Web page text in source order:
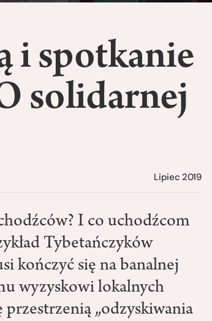
i spotkanie
solidarnej
Lipiec 2019
I co uchodźcom
Tybetańczyków
kończyć się na banalnej
wyzyskowi lokalnych
przestrzenią „odzyskiwania